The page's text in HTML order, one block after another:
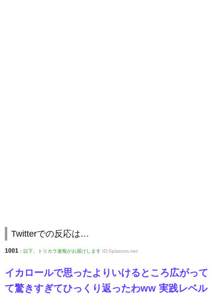
Twitterでの反応は…
1001 : 以下、トリカラ速報がお届けします ID:Splatoon.net
イカロールで思ったよりいけるところ広がって
て驚きすぎてひっくり返ったわww 実践レベル